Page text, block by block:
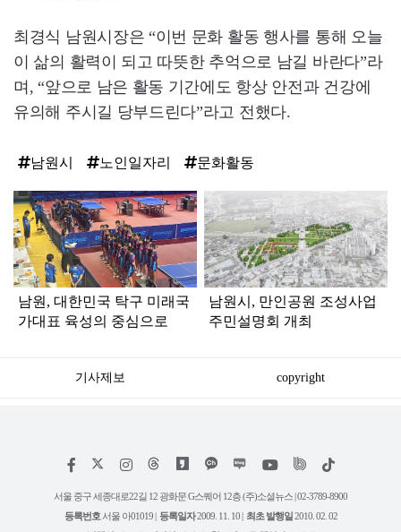
최경식 남원시장은 “이번 문화 활동 행사를 통해 오늘
이 삶의 활력이 되고 따뜻한 추억으로 남길 바란다”라
며, “앞으로 남은 활동 기간에도 항상 안전과 건강에
유의해 주시길 당부드린다”라고 전했다.
남원시 노인일자리 문화활동
탑
라
인
남원, 대한민국 탁구 미래국
가대표 육성의 중심으로
남원시, 만인공원 조성사업
주민설명회 개최
기사제보 copyright
페
스
인
타
램
위
트
유
틱
서울 중구 세종대로22길 12 광화문 G스퀘어 12층 (주)소셜뉴스 | 02-3789-8900
등록번호 서울 아01019 | 등록일자2009. 11. 10 | 최초 발행일2010. 02. 02